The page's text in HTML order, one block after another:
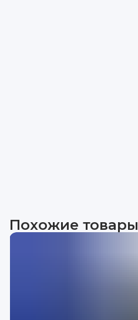
Похожие товары